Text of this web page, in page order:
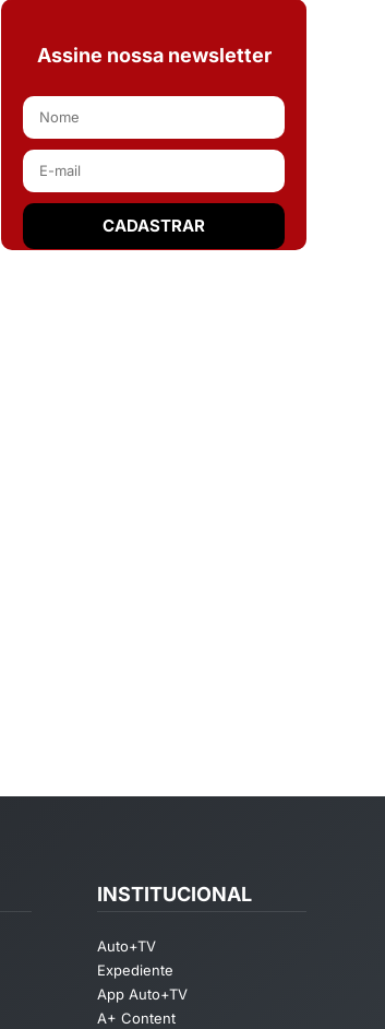
Assine nossa newsletter
INSTITUCIONAL
Auto+TV
Expediente
App Auto+TV
A+ Content